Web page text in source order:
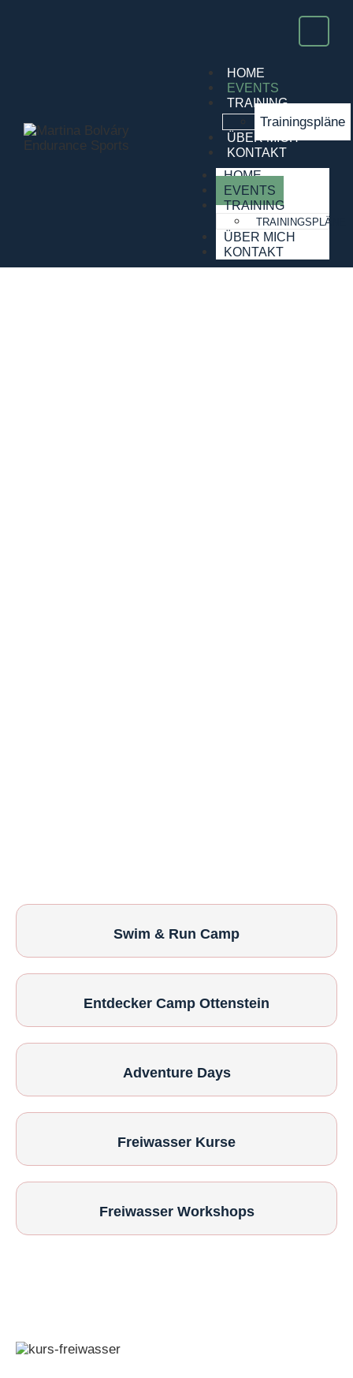
HOME
EVENTS
TRAINING
Trainingspläne
ÜBER MICH
KONTAKT
HOME
EVENTS
TRAINING
TRAININGSPLÄNE
ÜBER MICH
KONTAKT
Swim & Run Camp
Entdecker Camp Ottenstein
Adventure Days
Freiwasser Kurse
Freiwasser Workshops